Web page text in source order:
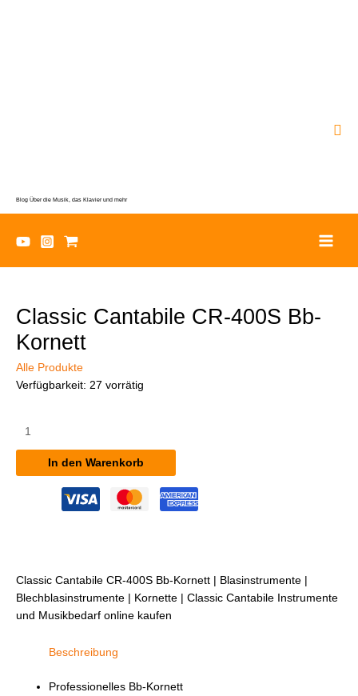
Blog Über die Musik, das Klavier und mehr
Classic Cantabile CR-400S Bb-
Kornett
Alle Produkte
Verfügbarkeit: 27 vorrätig
Cantabile
400S
In den Warenkorb
Classic Cantabile CR-400S Bb-Kornett | Blasinstrumente |
Blechblasinstrumente | Kornette | Classic Cantabile Instrumente
und Musikbedarf online kaufen
Beschreibung
Professionelles Bb-Kornett